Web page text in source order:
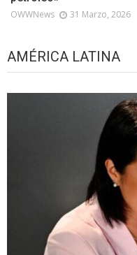
OWWNews 31 Marzo, 2026
AMÉRICA LATINA